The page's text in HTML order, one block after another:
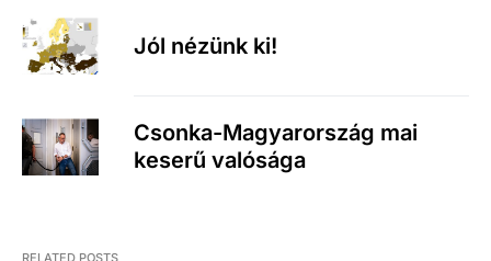
Jól nézünk ki!
Csonka-Magyarország mai
keserű valósága
RELATED POSTS